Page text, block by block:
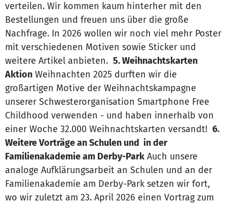
verteilen. Wir kommen kaum hinterher mit den
Bestellungen und freuen uns über die große
Nachfrage. In 2026 wollen wir noch viel mehr Poster
mit verschiedenen Motiven sowie Sticker und
weitere Artikel anbieten. 5. Weihnachtskarten
Aktion Weihnachten 2025 durften wir die
großartigen Motive der Weihnachtskampagne
unserer Schwesterorganisation Smartphone Free
Childhood verwenden - und haben innerhalb von
einer Woche 32.000 Weihnachtskarten versandt! 6.
Weitere Vorträge an Schulen und in der
Familienakademie am Derby-Park Auch unsere
analoge Aufklärungsarbeit an Schulen und an der
Familienakademie am Derby-Park setzen wir fort,
wo wir zuletzt am 23. April 2026 einen Vortrag zum